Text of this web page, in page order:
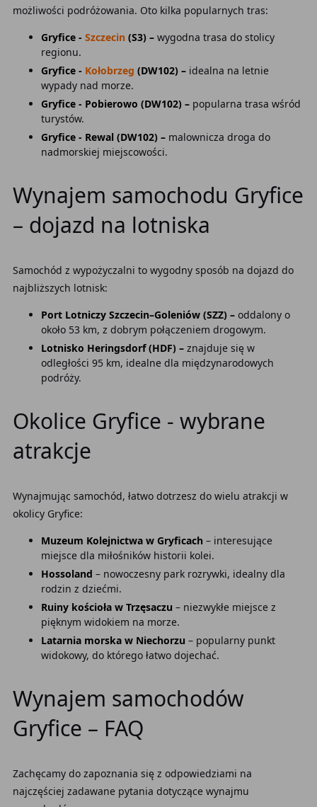
możliwości podróżowania. Oto kilka popularnych tras:
Gryfice - Szczecin (S3) –wygodna trasa do stolicy
regionu.
Gryfice - Kołobrzeg (DW102) –idealna na letnie
wypady nad morze.
Gryfice - Pobierowo (DW102) –popularna trasa wśród
turystów.
Gryfice - Rewal (DW102) –malownicza droga do
nadmorskiej miejscowości.
Wynajem samochodu Gryfice
– dojazd na lotniska
Samochód z wypożyczalni to wygodny sposób na dojazd do
najbliższych lotnisk:
Port Lotniczy Szczecin–Goleniów (SZZ) –oddalony o
około 53 km, z dobrym połączeniem drogowym.
Lotnisko Heringsdorf (HDF) –znajduje się w
odległości 95 km, idealne dla międzynarodowych
podróży.
Okolice Gryfice - wybrane
atrakcje
Wynajmując samochód, łatwo dotrzesz do wielu atrakcji w
okolicy Gryfice:
Muzeum Kolejnictwa w Gryficach – interesujące
miejsce dla miłośników historii kolei.
Hossoland – nowoczesny park rozrywki, idealny dla
rodzin z dziećmi.
Ruiny kościoła w Trzęsaczu – niezwykłe miejsce z
pięknym widokiem na morze.
Latarnia morska w Niechorzu – popularny punkt
widokowy, do którego łatwo dojechać.
Wynajem samochodów
Gryfice – FAQ
Zachęcamy do zapoznania się z odpowiedziami na
najczęściej zadawane pytania dotyczące wynajmu